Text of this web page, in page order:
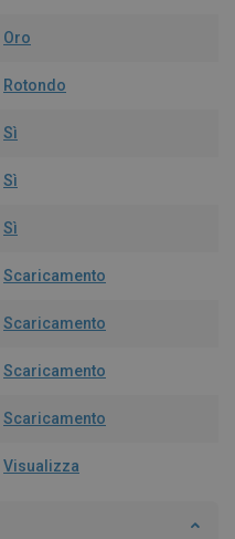
Oro
Rotondo
Sì
Sì
Sì
Scaricamento
Scaricamento
Scaricamento
Scaricamento
Visualizza